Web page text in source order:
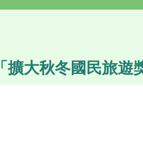
「擴大秋冬國民旅